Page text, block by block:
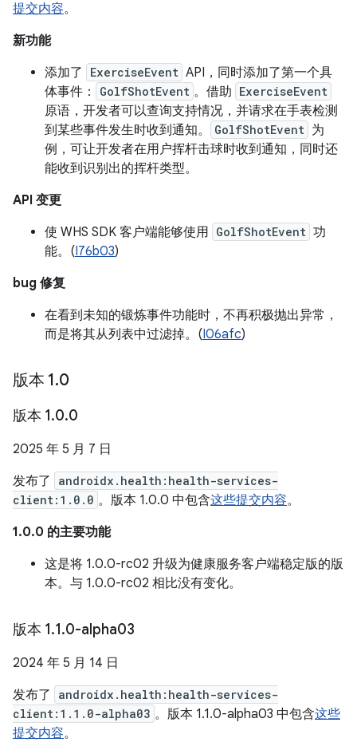
提交内容。
新功能
添加了
ExerciseEvent API，同时添加了第一个具
体事件：
GolfShotEvent 。借助 ExerciseEvent
原语，开发者可以查询支持情况，并请求在手表检测
到某些事件发生时收到通知。
GolfShotEvent 为
例，可让开发者在用户挥杆击球时收到通知，同时还
能收到识别出的挥杆类型。
API 变更
使 WHS SDK 客户端能够使用 GolfShotEvent 功
能。(I76b03)
bug 修复
在看到未知的锻炼事件功能时，不再积极抛出异常，
而是将其从列表中过滤掉。(I06afc)
版本 1.0
版本 1.0.0
2025 年 5 月 7 日
发布了
androidx.health:health-services-
client:1.0.0 。版本 1.0.0 中包含这些提交内容。
1.0.0 的主要功能
这是将 1.0.0-rc02 升级为健康服务客户端稳定版的版
本。与 1.0.0-rc02 相比没有变化。
版本 1.1.0-alpha03
2024 年 5 月 14 日
发布了
androidx.health:health-services-
client:1.1.0-alpha03 。版本 1.1.0-alpha03 中包含这些
提交内容。